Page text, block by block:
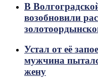
В
возобновили
Устал от её
мужчина
жену